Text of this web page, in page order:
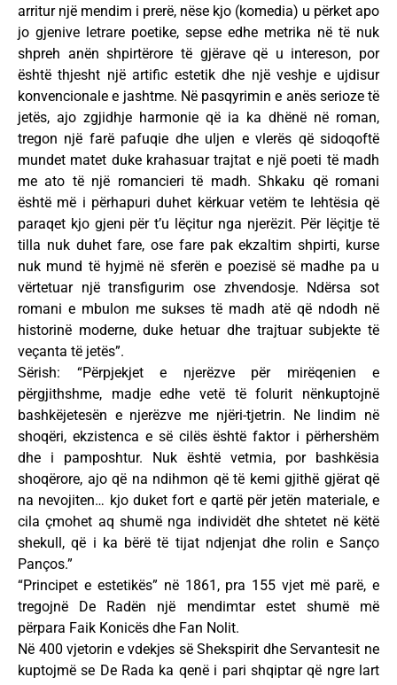
arritur një mendim i prerë, nëse kjo (komedia) u përket apo
jo gjenive letrare poetike, sepse edhe metrika në të nuk
shpreh anën shpirtërore të gjërave që u intereson, por
është thjesht një artific estetik dhe një veshje e ujdisur
konvencionale e jashtme. Në pasqyrimin e anës serioze të
jetës, ajo zgjidhje harmonie që ia ka dhënë në roman,
tregon një farë pafuqie dhe uljen e vlerës që sidoqoftë
mundet matet duke krahasuar trajtat e një poeti të madh
me ato të një romancieri të madh. Shkaku që romani
është më i përhapuri duhet kërkuar vetëm te lehtësia që
paraqet kjo gjeni për t’u lëçitur nga njerëzit. Për lëçitje të
tilla nuk duhet fare, ose fare pak ekzaltim shpirti, kurse
nuk mund të hyjmë në sferën e poezisë së madhe pa u
vërtetuar një transfigurim ose zhvendosje. Ndërsa sot
romani e mbulon me sukses të madh atë që ndodh në
historinë moderne, duke hetuar dhe trajtuar subjekte të
veçanta të jetës”.
Sërish: “Përpjekjet e njerëzve për mirëqenien e
përgjithshme, madje edhe vetë të folurit nënkuptojnë
bashkëjetesën e njerëzve me njëri-tjetrin. Ne lindim në
shoqëri, ekzistenca e së cilës është faktor i përhershëm
dhe i pamposhtur. Nuk është vetmia, por bashkësia
shoqërore, ajo që na ndihmon që të kemi gjithë gjërat që
na nevojiten… kjo duket fort e qartë për jetën materiale, e
cila çmohet aq shumë nga individët dhe shtetet në këtë
shekull, që i ka bërë të tijat ndjenjat dhe rolin e Sanço
Panços.”
“Principet e estetikës” në 1861, pra 155 vjet më parë, e
tregojnë De Radën një mendimtar estet shumë më
përpara Faik Konicës dhe Fan Nolit.
Në 400 vjetorin e vdekjes së Shekspirit dhe Servantesit ne
kuptojmë se De Rada ka qenë i pari shqiptar që ngre lart